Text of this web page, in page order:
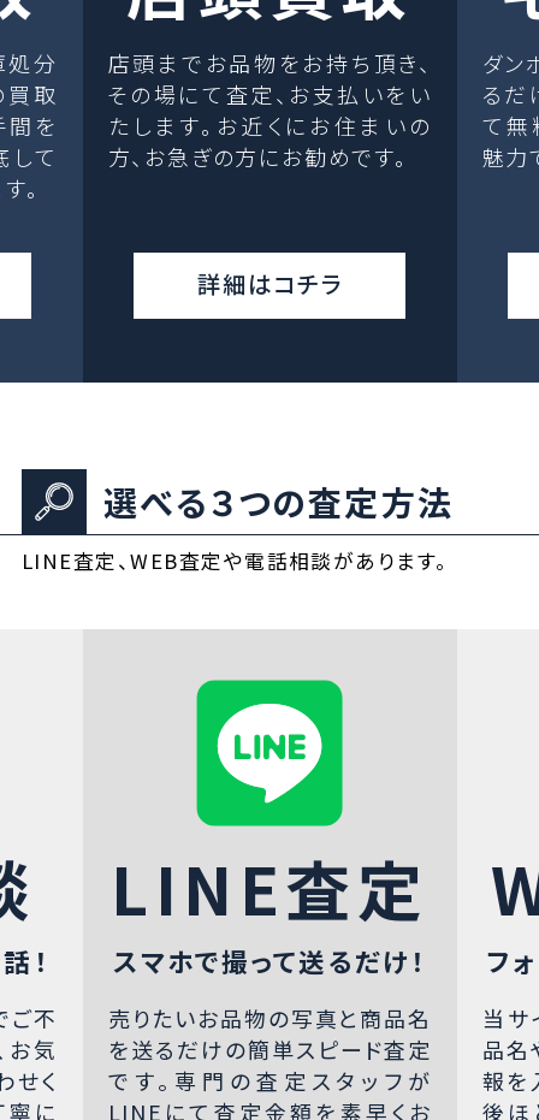
処分
取
間を
して
。
店頭までお品物をお持ち頂き、
その場にて査定、お支払いをい
たします。お近くにお住まいの
方、お急ぎの方にお勧めです。
詳細はコチラ
ダン
るだ
て無
魅力
選べる３つの査定方法
LINE査定、WEB査定や電話相談があります。
！
ご不
お気
せく
寧に
LINE査定
スマホで撮って送るだけ！
売りたいお品物の写真と商品名
を送るだけの簡単スピード査定
です。専門の査定スタッフが
LINEにて査定金額を素早くお
フ
当サ
品名
報を
後ほ